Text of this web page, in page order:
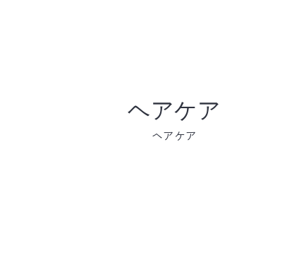
ヘアケア
ヘアケア